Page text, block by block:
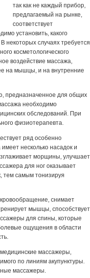
так как не каждый прибор,
предлагаемый на рынке,
соответствует
установить, какого
некоторых случаях требуется
косметологического
воздействие массажа,
на мышцы, и на внутренние
предназначенное для общих
необходимо
обследований. При
физиотерапевта.
ряд особенно
несколько насадок и
морщины, улучшает
для ног оказывает
тем самым тонизируя
снимает
мышцы, способствует
для спины, которые
ощущения в области
массажеры,
по линиям акупунктуры.
массажеры.